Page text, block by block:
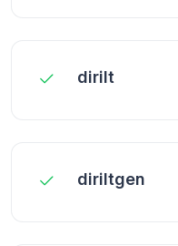
dirilt
diriltgen